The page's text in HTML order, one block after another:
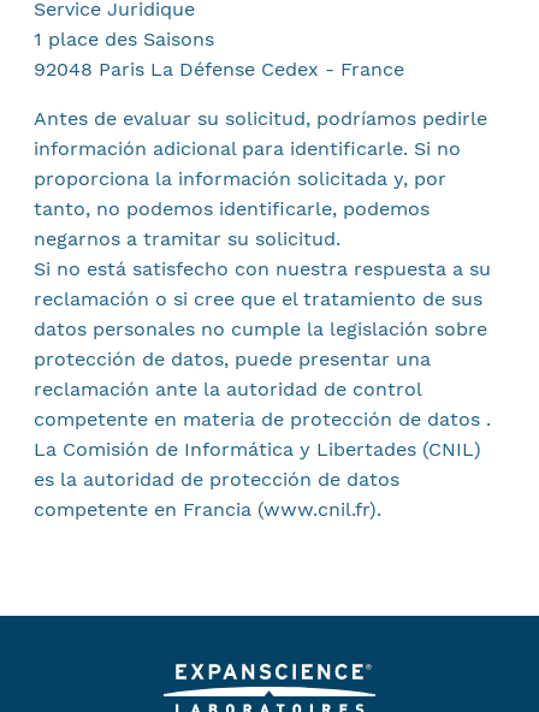
Service Juridique
1 place des Saisons
92048 Paris La Défense Cedex - France
Antes de evaluar su solicitud, podríamos pedirle
información adicional para identificarle. Si no
proporciona la información solicitada y, por
tanto, no podemos identificarle, podemos
negarnos a tramitar su solicitud.
Si no está satisfecho con nuestra respuesta a su
reclamación o si cree que el tratamiento de sus
datos personales no cumple la legislación sobre
protección de datos, puede presentar una
reclamación ante la autoridad de control
competente en materia de protección de datos .
La Comisión de Informática y Libertades (CNIL)
es la autoridad de protección de datos
competente en Francia (www.cnil.fr).